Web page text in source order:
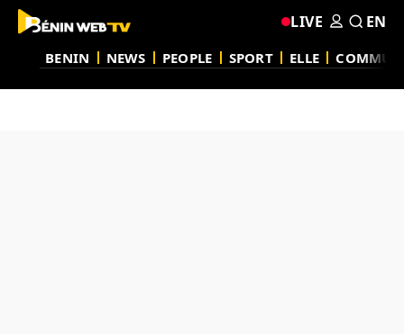
BENIN NEWS PEOPLE SPORT ELLE
LIVE EN